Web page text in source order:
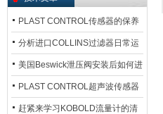
PLAST CONTROL传感器的保养
方法
分析进口COLLINS过滤器日常运
行排污步骤
美国Beswick泄压阀安装后如何进
行调试?
PLAST CONTROL超声波传感器
工作原理了解吗？
赶紧来学习KOBOLD流量计的清